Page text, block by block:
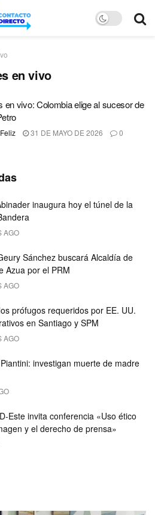
en vivo
en vivo: Colombia elige al sucesor de
31 DE MAYO DE 2026 0
inaugura hoy el túnel de la
AGO
Sánchez buscará Alcaldía de
Azua por el PRM
AGO
prófugos requeridos por EE. UU.
en Santiago y SPM
AGO
investigan muerte de madre
Este invita conferencia «Uso ético
y el derecho de prensa»